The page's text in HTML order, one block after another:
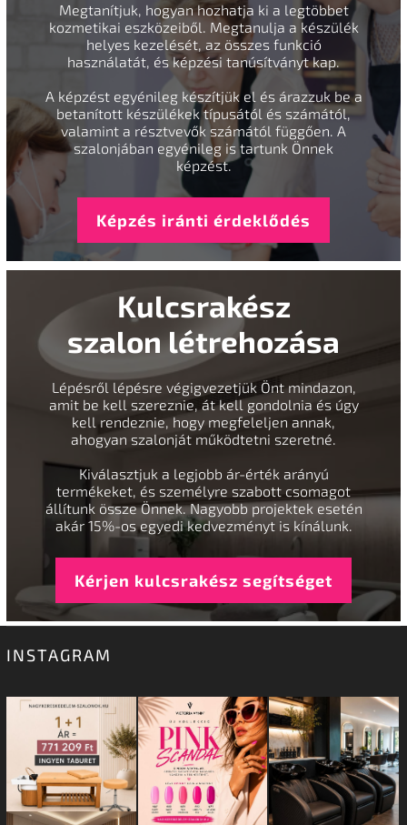
Megtanítjuk, hogyan hozhatja ki a legtöbbet
kozmetikai eszközeiből. Megtanulja a készülék
helyes kezelését, az összes funkció
használatát, és képzési tanúsítványt kap.
A képzést egyénileg készítjük el és árazzuk be a
betanított készülékek típusától és számától,
valamint a résztvevők számától függően. A
szalonjában egyénileg is tartunk Önnek
képzést.
Képzés iránti érdeklődés
Kulcsrakész
szalon létrehozása
Lépésről lépésre végigvezetjük Önt mindazon,
amit be kell szereznie, át kell gondolnia és úgy
kell rendeznie, hogy megfeleljen annak,
ahogyan szalonját működtetni szeretné.
Kiválasztjuk a legjobb ár-érték arányú
termékeket, és személyre szabott csomagot
állítunk össze Önnek. Nagyobb projektek esetén
akár 15%-os egyedi kedvezményt is kínálunk.
Kérjen kulcsrakész segítséget
INSTAGRAM